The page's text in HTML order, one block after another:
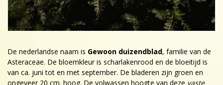
De nederlandse naam is Gewoon duizendblad, familie van de
Asteraceae. De bloemkleur is scharlakenrood en de bloeitijd is
van ca. juni tot en met september. De bladeren zijn groen en
ongeveer 20 cm. hoog. De volwassen hoogte van deze vaste